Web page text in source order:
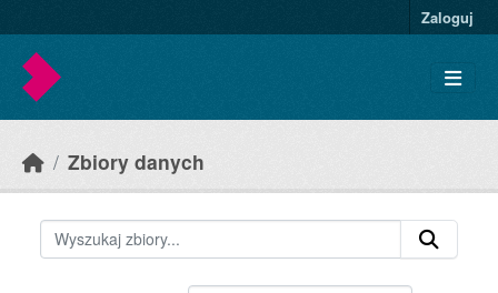
Zaloguj
Zbiory danych